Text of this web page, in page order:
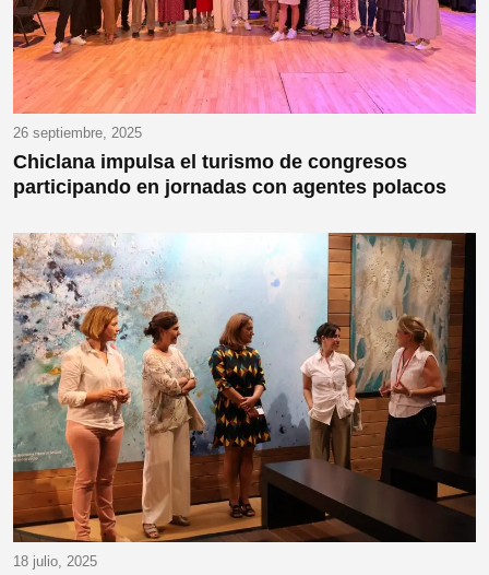
26 septiembre, 2025
Chiclana impulsa el turismo de congresos
participando en jornadas con agentes polacos
18 julio, 2025